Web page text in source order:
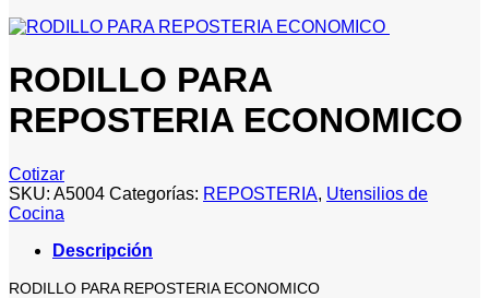
RODILLO PARA
REPOSTERIA ECONOMICO
Cotizar
SKU: A5004 Categorías: REPOSTERIA, Utensilios de
Cocina
Descripción
RODILLO PARA REPOSTERIA ECONOMICO